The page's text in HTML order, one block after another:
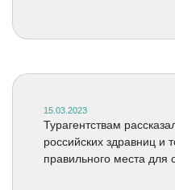
15.03.2023
Турагентствам
российских здравниц и
правильного места для